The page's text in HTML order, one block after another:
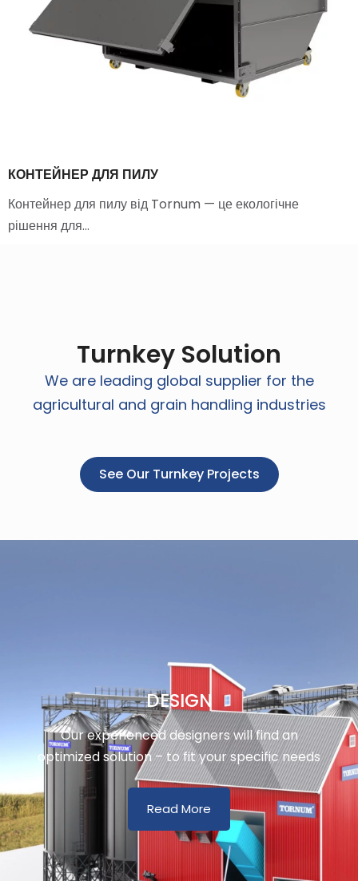
КОНТЕЙНЕР ДЛЯ ПИЛУ
Контейнер для пилу від Tornum — це екологічне
рішення для…
Turnkey Solution
We are leading global supplier for the
agricultural and grain handling industries
See Our Turnkey Projects
DESIGN
Our experienced designers will find an
optimized solution – to fit your specific needs
Read More